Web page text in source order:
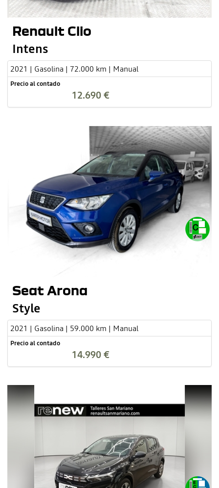
Renault Clio
Intens
2021 | Gasolina | 72.000 km | Manual
Precio al contado
12.690 €
Seat Arona
Style
2021 | Gasolina | 59.000 km | Manual
Precio al contado
14.990 €